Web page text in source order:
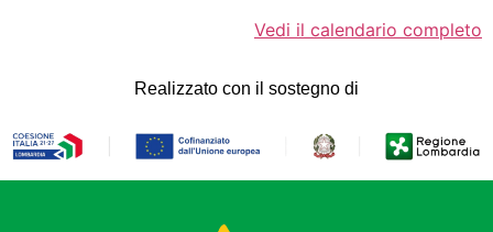
Vedi il calendario completo
Realizzato con il sostegno di